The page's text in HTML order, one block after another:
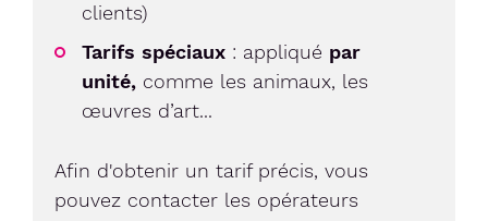
clients)
Tarifs spéciaux : appliqué par
unité, comme les animaux, les
œuvres d’art...
Afin d'obtenir un tarif précis, vous
pouvez contacter les opérateurs